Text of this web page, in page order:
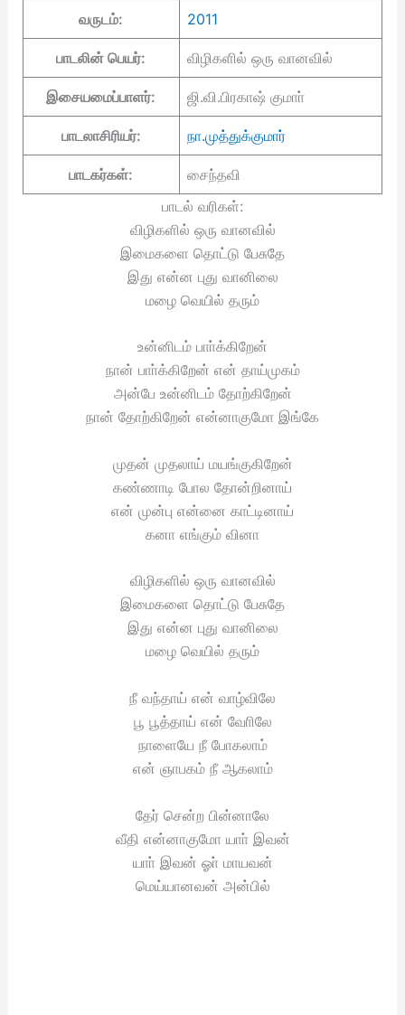
வருடம்: 2011
பாடலின் பெயர்: விழிகளில் ஒரு வானவில்
இசையமைப்பாளர்: ஜி.வி.பிரகாஷ் குமாா்
பாடலாசிரியர்: நா.முத்துக்குமார்
பாடகர்கள்:
சைந்தவி
பாடல் வரிகள்:
விழிகளில் ஒரு வானவில்
இமைகளை தொட்டு பேசுதே
இது என்ன புது வானிலை
மழை வெயில் தரும்
உன்னிடம் பாா்க்கிறேன்
நான் பாா்க்கிறேன் என் தாய்முகம்
அன்பே உன்னிடம் தோற்கிறேன்
நான் தோற்கிறேன் என்னாகுமோ இங்கே
முதன் முதலாய் மயங்குகிறேன்
கண்ணாடி போல தோன்றினாய்
என் முன்பு என்னை காட்டினாய்
கனா எங்கும் வினா
விழிகளில் ஒரு வானவில்
இமைகளை தொட்டு பேசுதே
இது என்ன புது வானிலை
மழை வெயில் தரும்
நீ வந்தாய் என் வாழ்விலே
பூ பூத்தாய் என் வோிலே
நாளையே நீ போகலாம்
என் ஞாபகம் நீ ஆகலாம்
தேர் சென்ற பின்னாலே
வீதி என்னாகுமோ யாா் இவன்
யாா் இவன் ஓா் மாயவன்
மெய்யானவன் அன்பில்